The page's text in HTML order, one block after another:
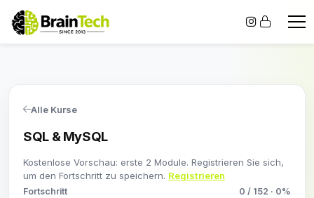
Alle Kurse
SQL & MySQL
Kostenlose Vorschau: erste 2 Module. Registrieren Sie sich,
um den Fortschritt zu speichern. Registrieren
Fortschritt 0 / 152 · 0%